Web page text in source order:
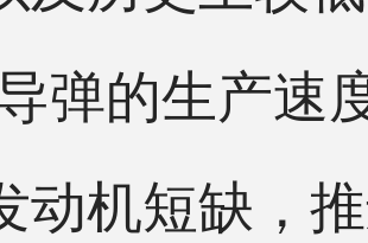
弹的生产速
动机短缺，